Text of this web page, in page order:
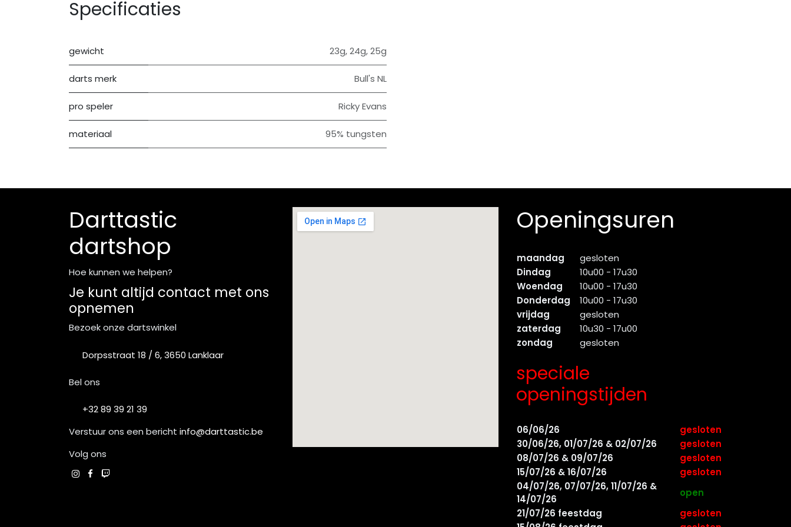
Specificaties
gewicht 23g,24g,25g
darts merk Bull's NL
pro speler Ricky Evans
materiaal 95% tungsten
Darttastic
dartshop
Hoe kunnen we helpen?
Je kunt altijd contact met ons
opnemen
Bezoek onze dartswinkel
Dorpsstraat 18 / 6, 3650 Lanklaar
Bel ons
+32 89 39 21 39
Verstuur ons een bericht info@darttastic.be
Volg ons
Openingsuren
maandag
gesloten
Dindag
10u00 - 17u30
Woendag
10u00 - 17u30
Donderdag
10u00 - 17u30
vrijdag
gesloten
zaterdag
10u30 - 17u00
zondag
gesloten
speciale
openingstijden
06/06/26
gesloten
30/06/26, 01/07/26 & 02/07/26
gesloten
08/07/26 & 09/07/26
gesloten
15/07/26 & 16/07/26
gesloten
04/07/26, 07/07/26, 11/07/26 &
14/07/26
open
21/07/26 feestdag
gesloten